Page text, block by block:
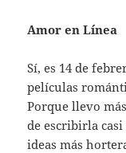
Amor en Línea
Sí, es 14 de
películas
Porque llevo
de escribirla
ideas más